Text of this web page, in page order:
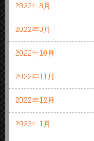
2022年8月
2022年9月
2022年10月
2022年11月
2022年12月
2023年1月